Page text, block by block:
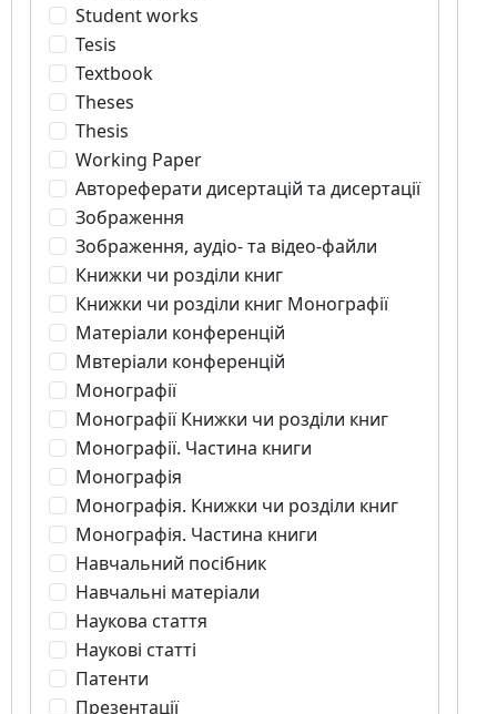
Student works
Tesis
Textbook
Theses
Thesis
Working Paper
Автореферати дисертацій та дисертації
Зображення
Зображення, аудіо- та відео-файли
Книжки чи розділи книг
Книжки чи розділи книг Монографії
Матеріали конференцій
Мвтеріали конференцій
Монографії
Монографії Книжки чи розділи книг
Монографії. Частина книги
Монографія
Монографія. Книжки чи розділи книг
Монографія. Частина книги
Навчальний посібник
Навчальні матеріали
Наукова стаття
Наукові статті
Патенти
Презентації